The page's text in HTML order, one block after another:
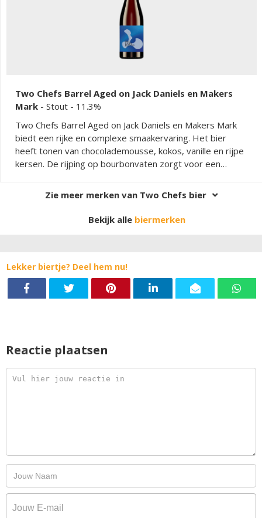
Two Chefs Barrel Aged on Jack Daniels en Makers
Mark - Stout - 11.3%
Two Chefs Barrel Aged on Jack Daniels en Makers Mark
biedt een rijke en complexe smaakervaring. Het bier
heeft tonen van chocolademousse, kokos, vanille en rijpe
kersen. De rijping op bourbonvaten zorgt voor een
speciaalbier heeft een lange en intense afdronk, wat het
een unieke keuze maakt voor liefhebbers van donkere
Zie meer merken van Two Chefs bier
Bekijk alle biermerken
Lekker biertje? Deel hem nu!
Reactie plaatsen